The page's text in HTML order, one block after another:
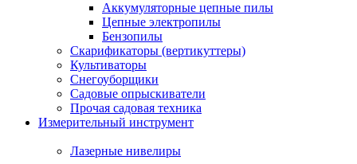
Аккумуляторные цепные пилы
Цепные электропилы
Бензопилы
Скарификаторы (вертикуттеры)
Культиваторы
Снегоуборщики
Садовые опрыскиватели
Прочая садовая техника
Измерительный инструмент
Лазерные нивелиры